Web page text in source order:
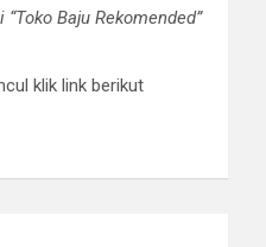
Baju Rekomended”
klik link berikut